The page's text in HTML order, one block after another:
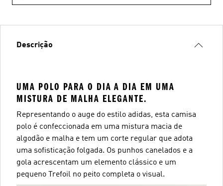
Descrição
UMA POLO PARA O DIA A DIA EM UMA
MISTURA DE MALHA ELEGANTE.
Representando o auge do estilo adidas, esta camisa
polo é confeccionada em uma mistura macia de
algodão e malha e tem um corte regular que adota
uma sofisticação folgada. Os punhos canelados e a
gola acrescentam um elemento clássico e um
pequeno Trefoil no peito completa o visual.